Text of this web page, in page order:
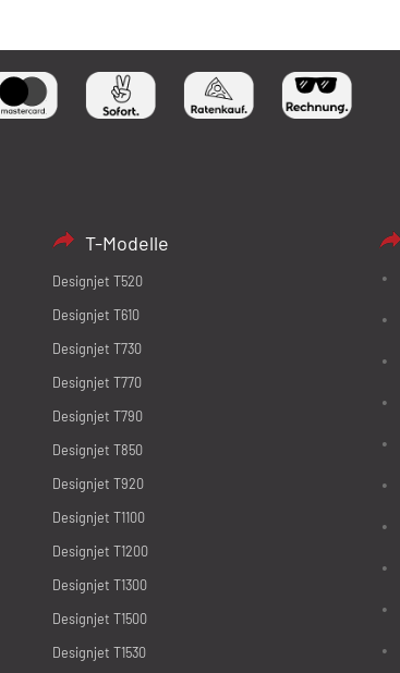
T-Modelle
Designjet T520
Designjet T610
Designjet T730
Designjet T770
Designjet T790
Designjet T850
Designjet T920
Designjet T1100
Designjet T1200
Designjet T1300
Designjet T1500
Designjet T1530